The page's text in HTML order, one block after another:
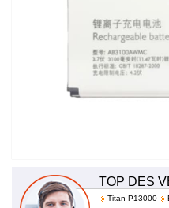
TOP DES
Titan-P13000